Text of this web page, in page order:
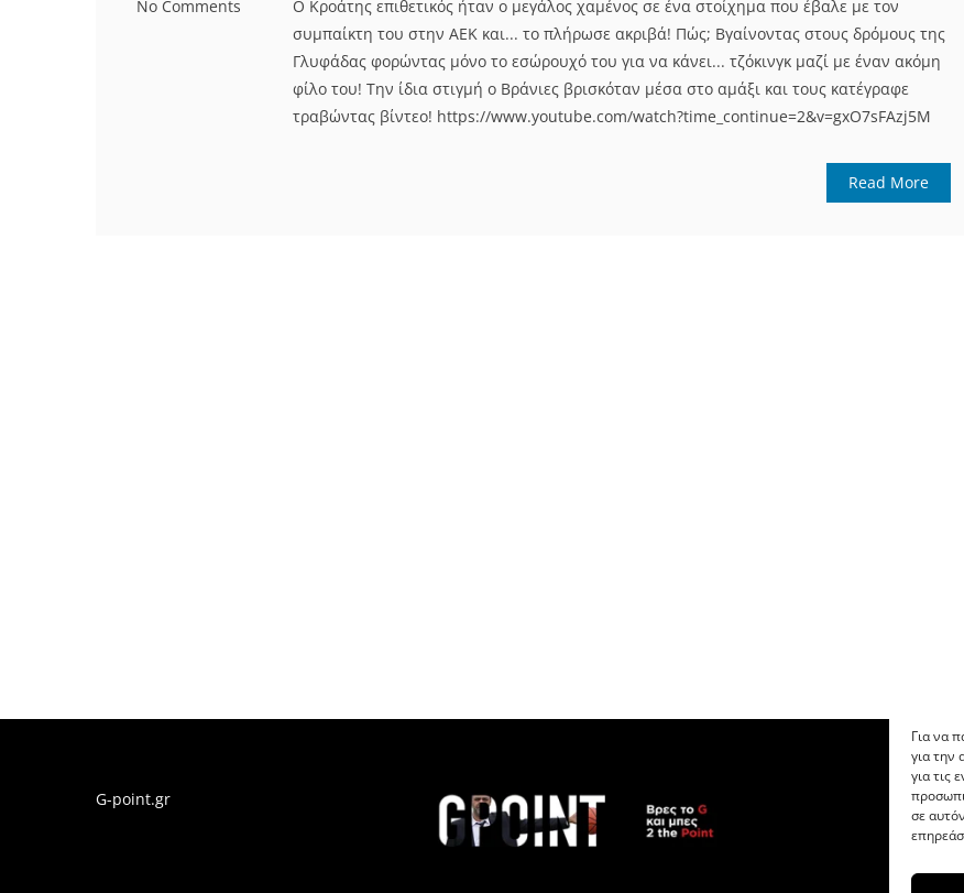
Για να
για την
για τις
σε
No Comments
Ο Κροάτης επιθετικός ήταν ο μεγάλος χαμένος σε ένα στοίχημα που έβαλε με τον
συμπαίκτη του στην ΑΕΚ και... το πλήρωσε ακριβά! Πώς; Βγαίνοντας στους δρόμους της
Γλυφάδας φορώντας μόνο το εσώρουχό του για να κάνει... τζόκινγκ μαζί με έναν ακόμη
φίλο του! Την ίδια στιγμή ο Βράνιες βρισκόταν μέσα στο αμάξι και τους κατέγραφε
τραβώντας βίντεο! https://www.youtube.com/watch?time_continue=2&v=gxO7sFAzj5M
Read More
G-point.gr